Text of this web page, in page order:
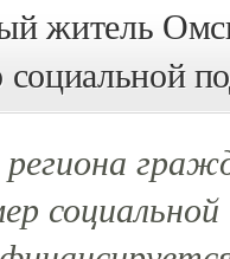
житель
социальной